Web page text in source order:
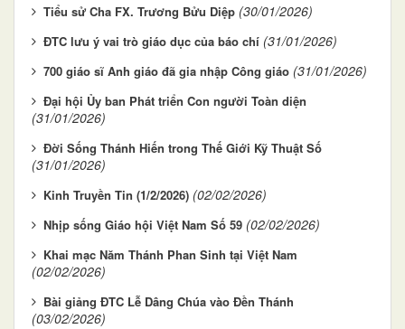
Tiểu sử Cha FX. Trương Bửu Diệp (30/01/2026)
ĐTC lưu ý vai trò giáo dục của báo chí (31/01/2026)
700 giáo sĩ Anh giáo đã gia nhập Công giáo (31/01/2026)
Đại hội Ủy ban Phát triển Con người Toàn diện
(31/01/2026)
Đời Sống Thánh Hiến trong Thế Giới Kỹ Thuật Số
(31/01/2026)
Kinh Truyền Tin (1/2/2026) (02/02/2026)
Nhịp sống Giáo hội Việt Nam Số 59 (02/02/2026)
Khai mạc Năm Thánh Phan Sinh tại Việt Nam
(02/02/2026)
Bài giảng ĐTC Lễ Dâng Chúa vào Đền Thánh
(03/02/2026)